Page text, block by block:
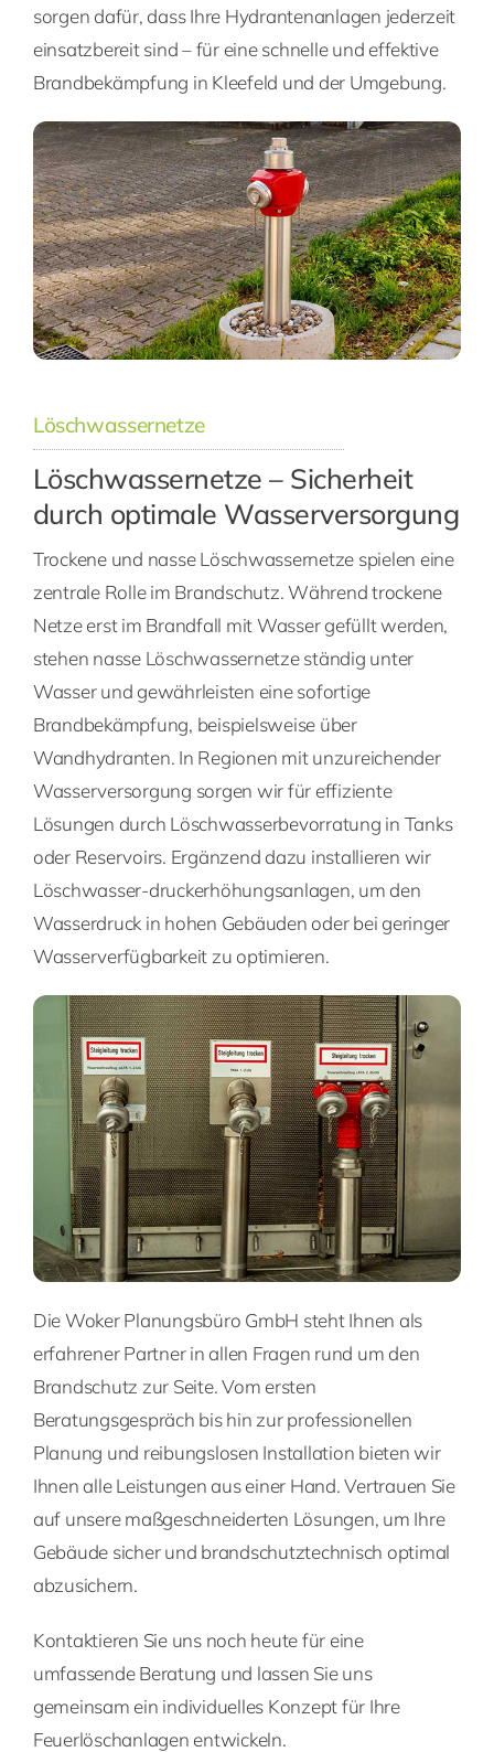
sorgen dafür, dass Ihre Hydrantenanlagen jederzeit
einsatzbereit sind – für eine schnelle und effektive
Brandbekämpfung in Kleefeld und der Umgebung.
Löschwassernetze
Löschwassernetze – Sicherheit
durch optimale Wasserversorgung
Trockene und nasse Löschwassernetze spielen eine
zentrale Rolle im Brandschutz. Während trockene
Netze erst im Brandfall mit Wasser gefüllt werden,
stehen nasse Löschwassernetze ständig unter
Wasser und gewährleisten eine sofortige
Brandbekämpfung, beispielsweise über
Wandhydranten. In Regionen mit unzureichender
Wasserversorgung sorgen wir für effiziente
Lösungen durch Löschwasserbevorratung in Tanks
oder Reservoirs. Ergänzend dazu installieren wir
Löschwasser-druckerhöhungsanlagen, um den
Wasserdruck in hohen Gebäuden oder bei geringer
Wasserverfügbarkeit zu optimieren.
Die Woker Planungsbüro GmbH steht Ihnen als
erfahrener Partner in allen Fragen rund um den
Brandschutz zur Seite. Vom ersten
Beratungsgespräch bis hin zur professionellen
Planung und reibungslosen Installation bieten wir
Ihnen alle Leistungen aus einer Hand. Vertrauen Sie
auf unsere maßgeschneiderten Lösungen, um Ihre
Gebäude sicher und brandschutztechnisch optimal
abzusichern.
Kontaktieren Sie uns noch heute für eine
umfassende Beratung und lassen Sie uns
gemeinsam ein individuelles Konzept für Ihre
Feuerlöschanlagen entwickeln.